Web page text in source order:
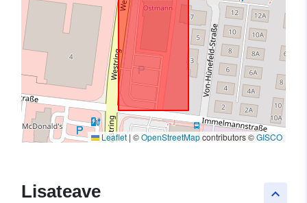
Leaflet | ©OpenStreetMapcontributors ©GISCO
keyboard_arrow_up
Lisateave